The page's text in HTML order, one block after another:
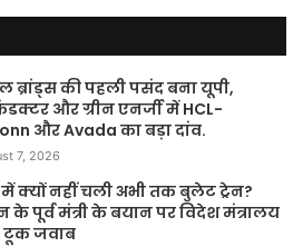
ब्रांड्स की पहली पसंद बना यूपी,
और ग्रीन एनर्जी में HCL-
और Avada का बड़ा दांव.
7, 2026
क्यों नहीं चली अभी तक बुलेट ट्रेन?
के पूर्व मंत्री के बयान पर विदेश मंत्रालय
टूक जवाब